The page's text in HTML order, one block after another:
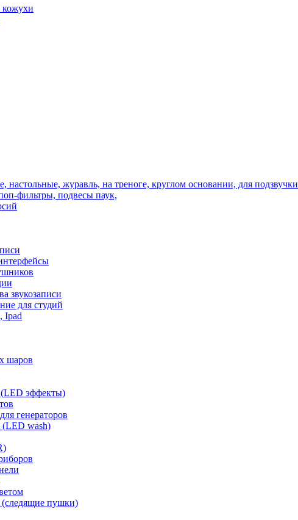
кожухи
настольные, журавль, на треноге, круглом основании, для подзвучки
фильтры, подвесы паук,
звукозаписи
для студий
Ipad
шаров
эффекты)
генераторов
(LED wash)
пушки)